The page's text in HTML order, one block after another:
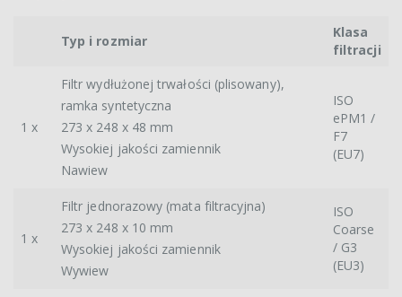
Typ i rozmiar
Klasa
filtracji
1 x
Filtr wydłużonej trwałości (plisowany),
ramka syntetyczna
273 x 248 x 48 mm
Wysokiej jakości zamiennik
Nawiew
ISO
ePM1 /
F7
(EU7)
1 x
Filtr jednorazowy (mata filtracyjna)
273 x 248 x 10 mm
Wysokiej jakości zamiennik
Wywiew
ISO
Coarse
/ G3
(EU3)